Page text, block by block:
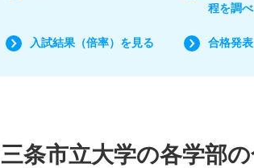
程を調
入試結果（倍率）を見る 合格発
三条市立大学の各学部